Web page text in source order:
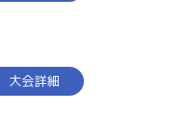
大会詳細